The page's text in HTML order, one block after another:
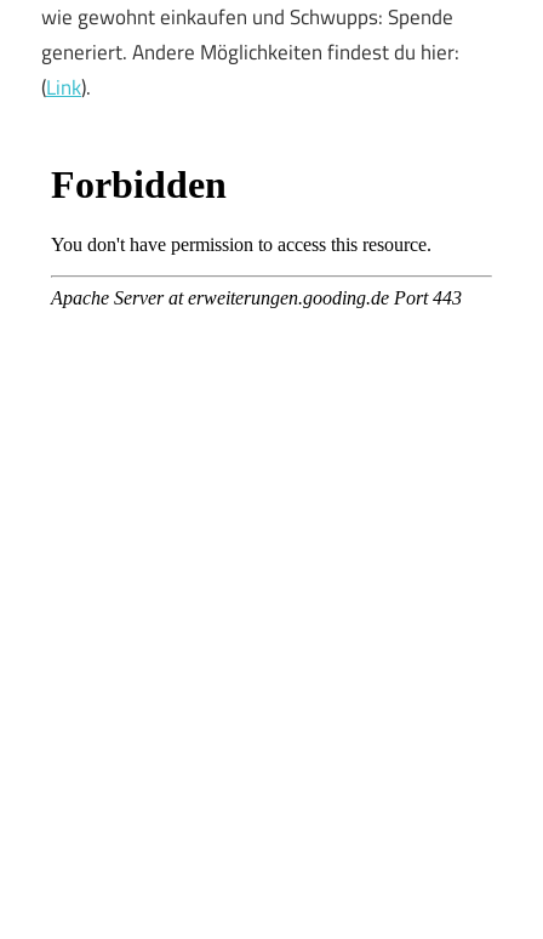
wie gewohnt einkaufen und Schwupps: Spende
generiert. Andere Möglichkeiten findest du hier:
(Link).